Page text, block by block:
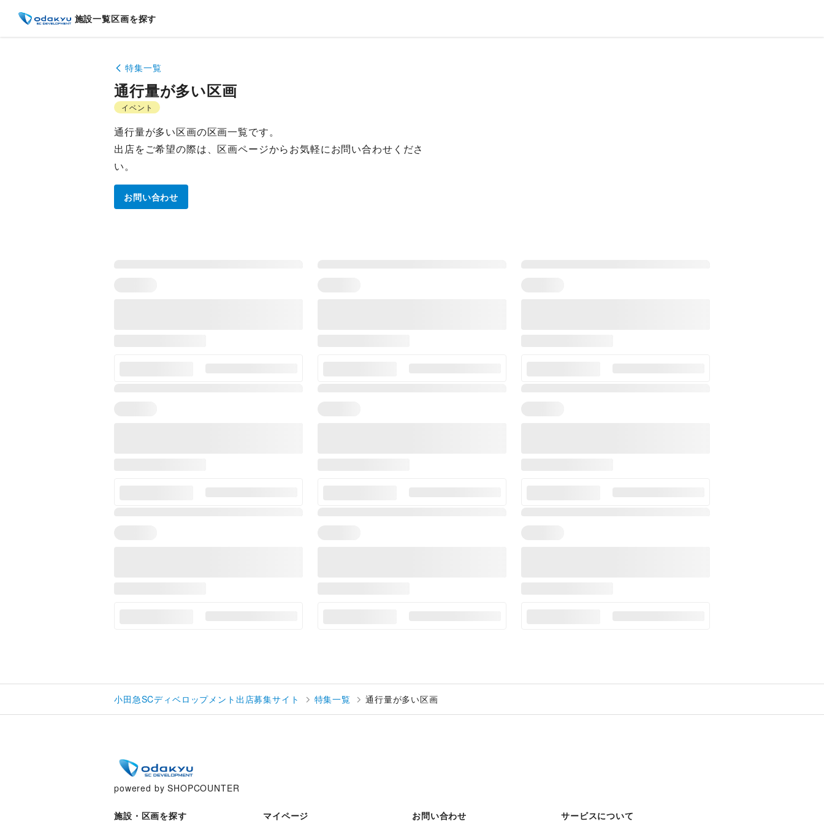
施設一覧区画を探す
特集一覧
通行量が多い区画
イベント
通行量が多い区画の区画一覧です。
出店をご希望の際は、区画ページからお気軽にお問い合わせくださ
い。
お問い合わせ
小田急SCディベロップメント出店募集サイト 特集一覧 通行量が多い区画
powered by SHOPCOUNTER
施設・区画を探す マイページ お問い合わせ サービスについて